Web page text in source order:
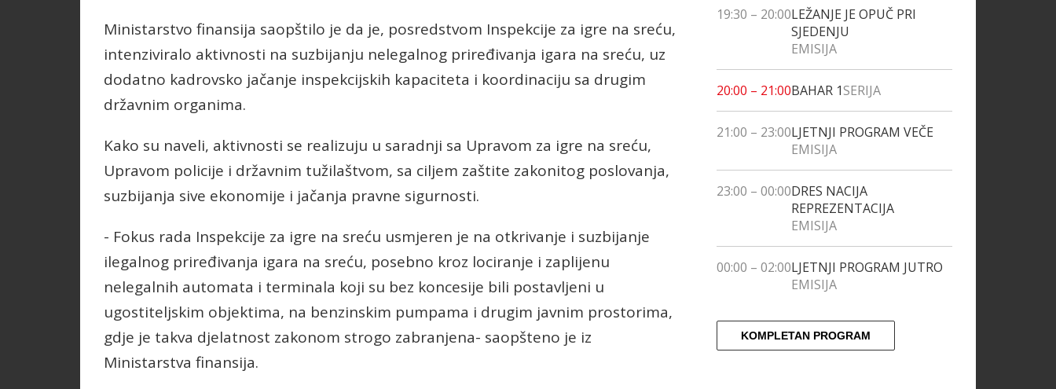
Ministarstvo finansija saopštilo je da je, posredstvom Inspekcije za igre na sreću,
intenziviralo aktivnosti na suzbijanju nelegalnog priređivanja igara na sreću, uz
dodatno kadrovsko jačanje inspekcijskih kapaciteta i koordinaciju sa drugim
državnim organima.
Kako su naveli, aktivnosti se realizuju u saradnji sa Upravom za igre na sreću,
Upravom policije i državnim tužilaštvom, sa ciljem zaštite zakonitog poslovanja,
suzbijanja sive ekonomije i jačanja pravne sigurnosti.
- Fokus rada Inspekcije za igre na sreću usmjeren je na otkrivanje i suzbijanje
ilegalnog priređivanja igara na sreću, posebno kroz lociranje i zaplijenu
nelegalnih automata i terminala koji su bez koncesije bili postavljeni u
ugostiteljskim objektima, na benzinskim pumpama i drugim javnim prostorima,
gdje je takva djelatnost zakonom strogo zabranjena- saopšteno je iz
Ministarstva finansija.
19:30 – 20:00LEŽANJE JE OPUČ PRI
SJEDENJU
EMISIJA
20:00 – 21:00BAHAR 1SERIJA
21:00 – 23:00LJETNJI PROGRAM VEČE
EMISIJA
23:00 – 00:00DRES NACIJA
REPREZENTACIJA
EMISIJA
00:00 – 02:00LJETNJI PROGRAM JUTRO
EMISIJA
KOMPLETAN PROGRAM